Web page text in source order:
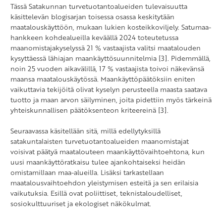
Tässä Satakunnan turvetuotantoalueiden tulevaisuutta
käsittelevän blogisarjan toisessa osassa keskitytään
maatalouskäyttöön, mukaan lukien kosteikkoviljely. Satumaa-
hankkeen kohdealueilla keväällä 2024 toteutetussa
maanomistajakyselyssä 21 % vastaajista valitsi maatalouden
kysyttäessä lähiajan maankäyttösuunnitelmia [3]. Pidemmällä,
noin 25 vuoden aikavälillä, 17 % vastaajista toivoi näkevänsä
maansa maatalouskäytössä. Maankäyttöpäätöksiin eniten
vaikuttavia tekijöitä olivat kyselyn perusteella maasta saatava
tuotto ja maan arvon säilyminen, joita pidettiin myös tärkeinä
yhteiskunnallisen päätöksenteon kriteereinä [3].
Seuraavassa käsitellään sitä, millä edellytyksillä
satakuntalaisten turvetuotantoalueiden maanomistajat
voisivat päätyä maatalouteen maankäyttövaihtoehtona, kun
uusi maankäyttöratkaisu tulee ajankohtaiseksi heidän
omistamillaan maa-alueilla. Lisäksi tarkastellaan
maatalousvaihtoehdon yleistymisen esteitä ja sen erilaisia
vaikutuksia. Esillä ovat poliittiset, teknistaloudelliset,
sosiokulttuuriset ja ekologiset näkökulmat.